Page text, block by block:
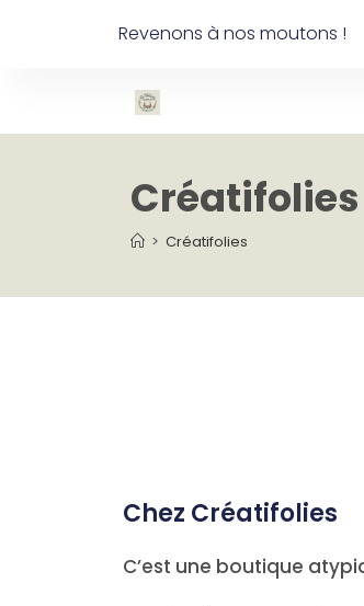
Revenons à nos moutons !
Créatifolies
> Créatifolies
Chez Créatifolies
C’est une boutique